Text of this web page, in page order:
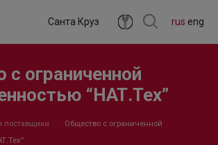
rus eng
Санта Круз
ограниченной
“НАТ.Тех”
поставщики
Общество с ограниченной